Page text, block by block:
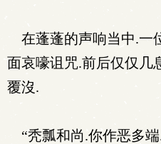
在蓬蓬的声响当中.一
面哀嚎诅咒.前后仅仅几
覆沒.
“秃瓢和尚.你作恶多